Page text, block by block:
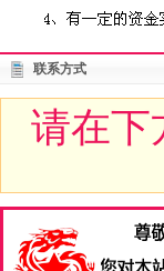
联系方式
请在下